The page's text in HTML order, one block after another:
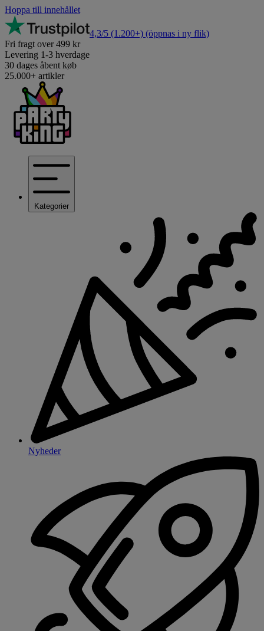
Hoppa till innehållet
4,3/5 (1.200+) (öppnas i ny flik)
Fri fragt over 499 kr
Levering 1-3 hverdage
30 dages åbent køb
25.000+ artikler
Kategorier
Nyheder